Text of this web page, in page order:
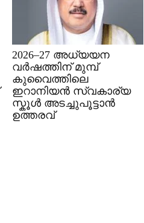
2026–27 അധ്യയന
വർഷത്തിന് മുമ്പ്
കുവൈത്തിലെ
ഇറാനിയൻ സ്വകാര്യ
സ്കൂൾ അടച്ചുപൂട്ടാൻ
ഉത്തരവ്